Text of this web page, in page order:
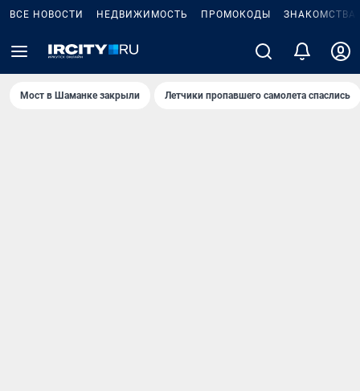
ВСЕ НОВОСТИ НЕДВИЖИМОСТЬ ПРОМОКОДЫ ЗНАКОМСТВА
Мост в Шаманке закрыли Летчики пропавшего самолета спаслись